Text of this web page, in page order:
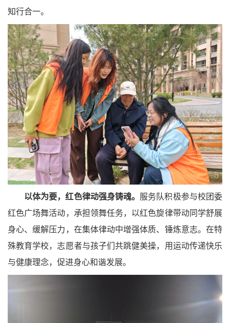
知行合一。
以体为要，红色律动强身铸魂。 服务队积极参与校团委
红色广场舞活动，承担领舞任务，以红色旋律带动同学舒展
身心、缓解压力，在集体律动中增强体质、锤炼意志。在特
殊教育学校，志愿者与孩子们共跳健美操，用运动传递快乐
与健康理念，促进身心和谐发展。